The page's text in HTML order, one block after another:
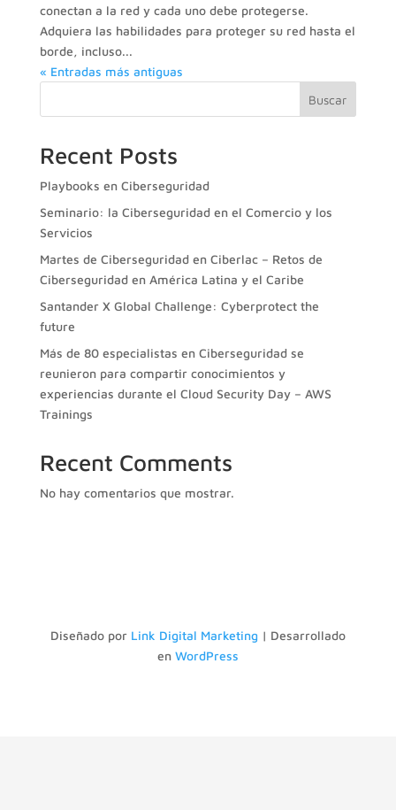
conectan a la red y cada uno debe protegerse.
Adquiera las habilidades para proteger su red hasta el
borde, incluso...
« Entradas más antiguas
Buscar
Recent Posts
Playbooks en Ciberseguridad
Seminario: la Ciberseguridad en el Comercio y los
Servicios
Martes de Ciberseguridad en Ciberlac – Retos de
Ciberseguridad en América Latina y el Caribe
Santander X Global Challenge: Cyberprotect the
future
Más de 80 especialistas en Ciberseguridad se
reunieron para compartir conocimientos y
experiencias durante el Cloud Security Day – AWS
Trainings
Recent Comments
No hay comentarios que mostrar.
Diseñado por Link Digital Marketing | Desarrollado
en WordPress